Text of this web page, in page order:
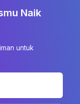
Naik
untuk